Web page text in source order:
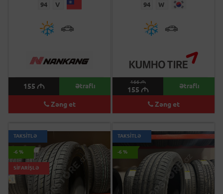
94 V
155 M Ətraflı
Zəng et
94 W
166M
155 M Ətraflı
Zəng et
TAKSİTLƏ
-6 %
SİFARİŞLƏ
TAKSİTLƏ
-6 %